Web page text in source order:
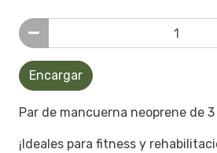
Encargar
Par de mancuerna neoprene de 3
¡Ideales para fitness y